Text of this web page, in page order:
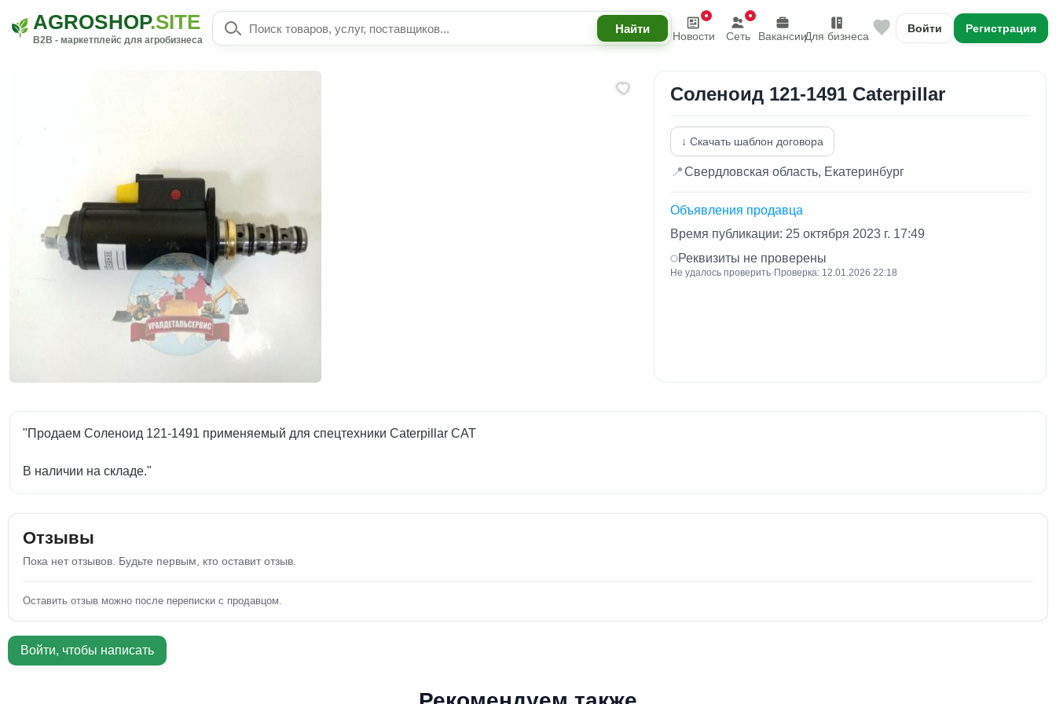
AGROSHOP.SITE
B2B - маркетплейс для агробизнеса Новости Сеть ВакансииДля бизнеса
Войти Регистрация
Соленоид 121-1491 Caterpillar
↓ Скачать шаблон договора
📍Свердловская область, Екатеринбург
Объявления продавца
Время публикации: 25 октября 2023 г. 17:49
Реквизиты не проверены
Не удалось проверить· Проверка: 12.01.2026 22:18
"Продаем Соленоид 121-1491 применяемый для спецтехники Caterpillar CAT
В наличии на складе."
Отзывы
Пока нет отзывов. Будьте первым, кто оставит отзыв.
Оставить отзыв можно после переписки с продавцом.
Войти, чтобы написать